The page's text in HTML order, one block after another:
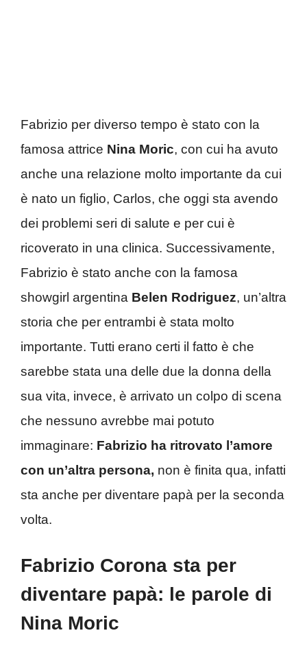
Fabrizio per diverso tempo è stato con la
famosa attrice Nina Moric, con cui ha avuto
anche una relazione molto importante da cui
è nato un figlio, Carlos, che oggi sta avendo
dei problemi seri di salute e per cui è
ricoverato in una clinica. Successivamente,
Fabrizio è stato anche con la famosa
showgirl argentina Belen Rodriguez, un’altra
storia che per entrambi è stata molto
importante. Tutti erano certi il fatto è che
sarebbe stata una delle due la donna della
sua vita, invece, è arrivato un colpo di scena
che nessuno avrebbe mai potuto
immaginare: Fabrizio ha ritrovato l’amore
con un’altra persona, non è finita qua, infatti
sta anche per diventare papà per la seconda
volta.
Fabrizio Corona sta per
diventare papà: le parole di
Nina Moric